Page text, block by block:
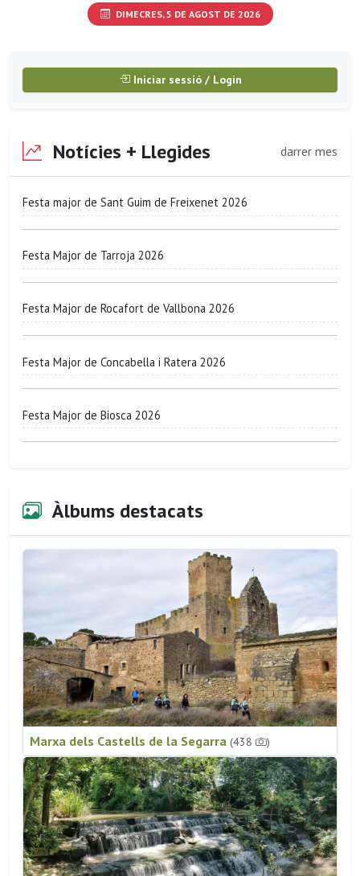
DIMECRES, 5 DE AGOST DE 2026
Iniciar sessió / Login
Notícies + Llegides darrer mes
Festa major de Sant Guim de Freixenet 2026
Festa Major de Tarroja 2026
Festa Major de Rocafort de Vallbona 2026
Festa Major de Concabella i Ratera 2026
Festa Major de Biosca 2026
Àlbums destacats
Marxa dels Castells de la Segarra (438 )